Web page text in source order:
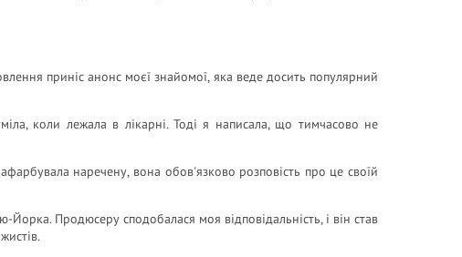
приніс анонс моєї знайомої, яка веде досить популярний
коли лежала в лікарні. Тоді я написала, що тимчасово не
наречену, вона обов'язково розповість про це своїй
Йорка. Продюсеру сподобалася моя відповідальність, і він став